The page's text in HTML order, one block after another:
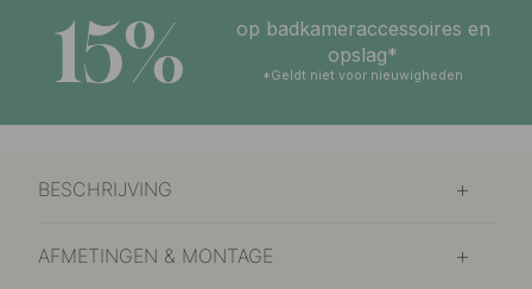
15%
op badkameraccessoires en
opslag*
*Geldt niet voor nieuwigheden
BESCHRIJVING
AFMETINGEN & MONTAGE